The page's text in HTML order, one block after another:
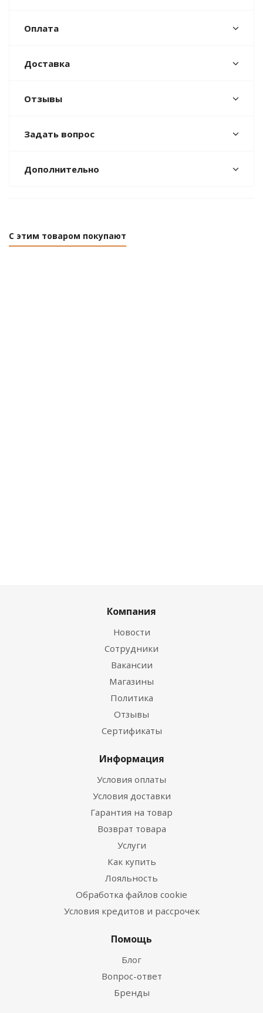
Оплата
Доставка
Отзывы
Задать вопрос
Дополнительно
С этим товаром покупают
Компания
Новости
Сотрудники
Вакансии
Магазины
Политика
Отзывы
Сертификаты
Информация
Условия оплаты
Условия доставки
Гарантия на товар
Возврат товара
Услуги
Как купить
Лояльность
Обработка файлов cookie
Условия кредитов и рассрочек
Помощь
Блог
Вопрос-ответ
Бренды